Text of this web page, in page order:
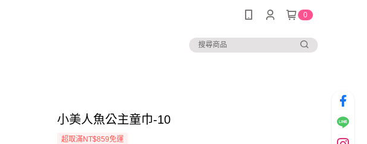
0
小美人魚公主童巾-10
超取滿NT$859免運